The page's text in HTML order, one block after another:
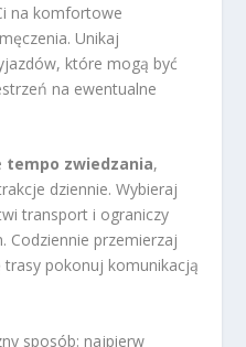
na komfortowe
Unikaj
które mogą być
na ewentualne
tempo zwiedzania,
dziennie. Wybieraj
transport i ograniczy
Codziennie przemierzaj
pokonuj komunikacją
sposób: najpierw